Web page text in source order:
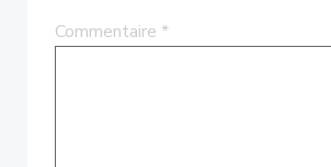
Commentaire *